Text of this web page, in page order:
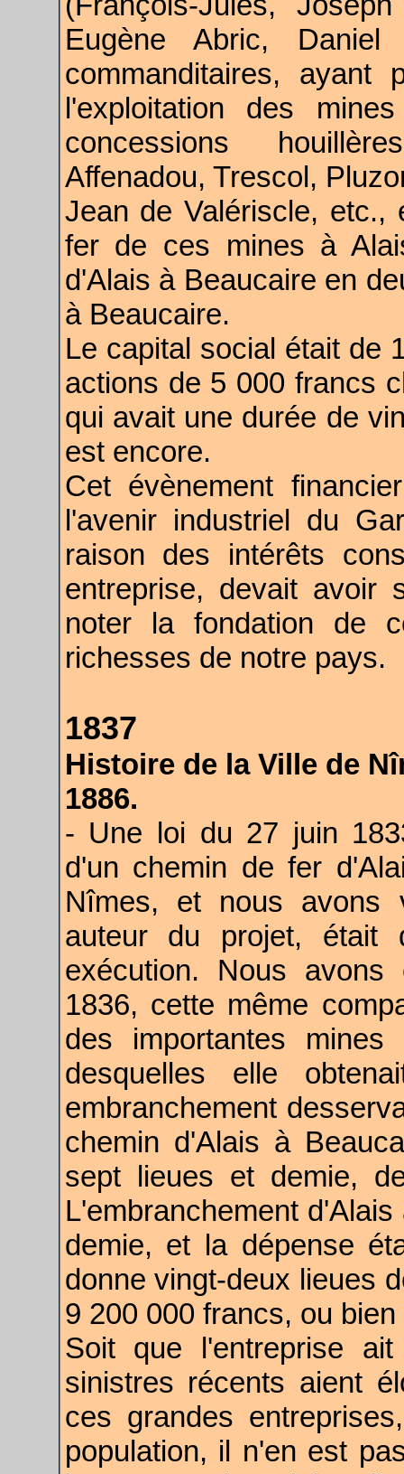
Eugène Abric,
commanditaires, ayant
l'exploitation des
concessions
Affenadou, Trescol,
Jean de Valériscle, etc.,
fer de ces mines à
d'Alais à Beaucaire en
à Beaucaire.
Le capital social était de
actions de 5 000 francs
qui avait une durée de
est encore.
Cet évènement
l'avenir industriel du
raison des intérêts
entreprise, devait
noter la fondation de
richesses de notre pays.
1837
Histoire de la Ville de
1886.
- Une loi du 27 juin
d'un chemin de fer
Nîmes, et nous avons
auteur du projet, était
exécution. Nous
1836, cette même
des importantes
desquelles elle
embranchement
chemin d'Alais à
sept lieues et demie,
L'embranchement
demie, et la dépense
donne vingt-deux lieues
9 200 000 francs, ou
Soit que l'entreprise
sinistres récents aient
ces grandes
population, il n'en est